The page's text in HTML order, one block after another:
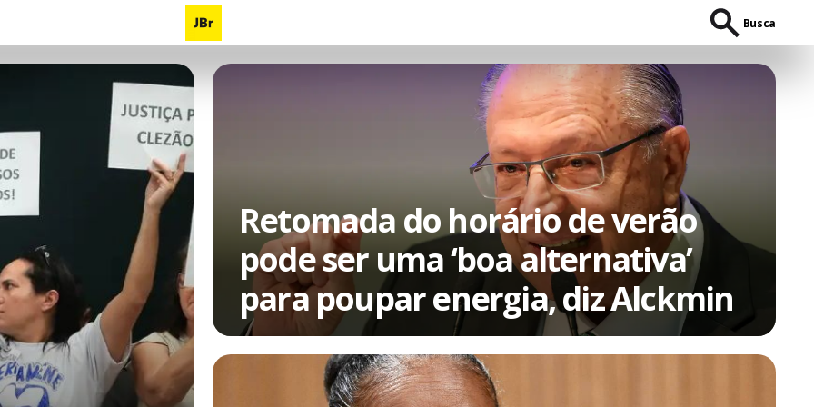
Busca
Retomada do horário de verão
pode ser uma ‘boa alternativa’
para poupar energia, diz Alckmin